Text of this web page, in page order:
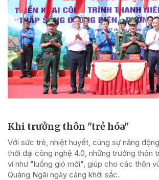
Khi trưởng thôn "trẻ hóa"
Với sức trẻ, nhiệt huyết, cùng sự năng
thời đại công nghệ 4.0, những trưởng thôn
ví như "luồng gió mới", giúp cho các thôn
Quảng Ngãi ngày càng khởi sắc.